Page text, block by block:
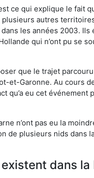
ce qui explique le fait
autres
les années 2003. Ils
qui n’ont pu se
que le trajet
et-Garonne. Au cours
qu’a eu cet événement
n’ont pas eu la
de plusieurs nids dans
dans